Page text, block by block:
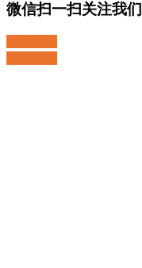
微信扫一扫关注我们